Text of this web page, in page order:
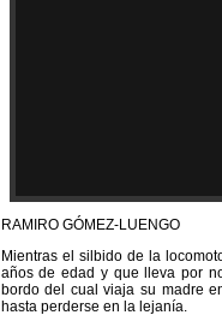
RAMIRO GÓMEZ-LUENGO
Mientras el silbido de la
años de edad y que lleva por
bordo del cual viaja su madre
hasta perderse en la lejanía.